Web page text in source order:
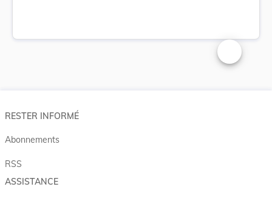
Changer la
RESTER INFORMÉ
Abonnements
RSS
ASSISTANCE